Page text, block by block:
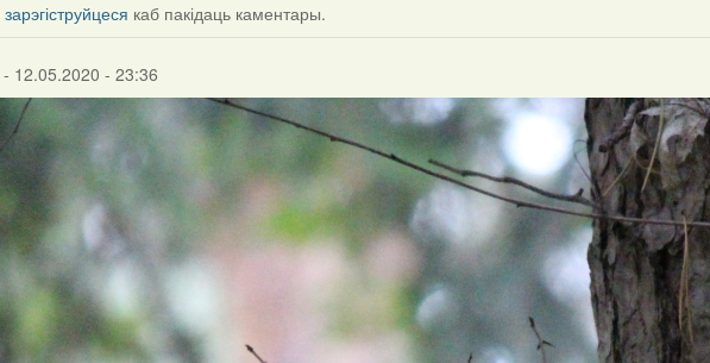
зарэгіструйцеся каб пакідаць каментары.
- 12.05.2020 - 23:36